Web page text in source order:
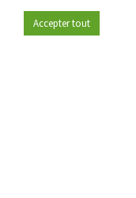
Devenez membre
Accepter tout